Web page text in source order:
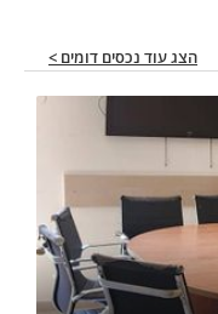
הצג עוד נכסים דומים >